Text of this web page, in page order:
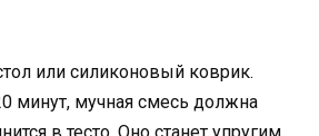
или силиконовый коврик.
минут, мучная смесь должна